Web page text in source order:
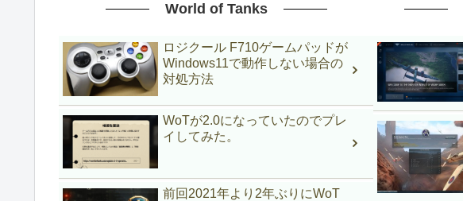
World of Tanks
ロジクール F710ゲームパッドが
Windows11で動作しない場合の
対処方法
WoTが2.0になっていたのでプレ
イしてみた。
前回2021年より2年ぶりにWoT